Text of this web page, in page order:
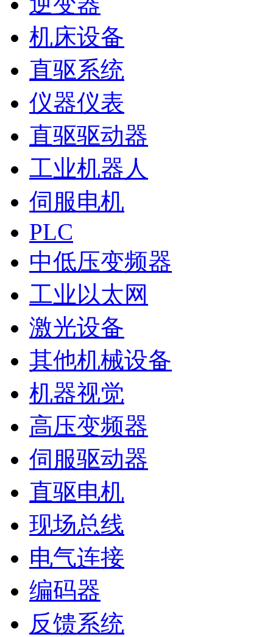
机床设备
直驱系统
仪器仪表
直驱驱动器
工业机器人
伺服电机
PLC
中低压变频器
工业以太网
激光设备
其他机械设备
机器视觉
高压变频器
伺服驱动器
直驱电机
现场总线
电气连接
编码器
反馈系统